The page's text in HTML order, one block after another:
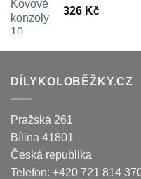
326 Kč
DÍLYKOLOBĚŽKY.CZ
Pražská 261
Bílina 41801
Česká republika
Telefon: +420 721 814